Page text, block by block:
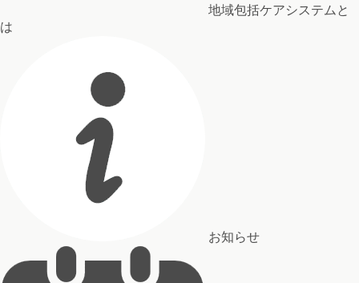
地域包括ケアシステムと
は
お知らせ